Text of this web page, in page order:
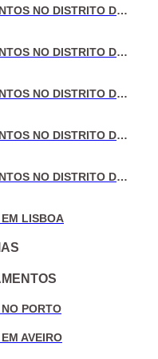
VENDA DE APARTAMENTOS NO DISTRITO DE LISBOA
VENDA DE APARTAMENTOS NO DISTRITO DO PORTO
VENDA DE APARTAMENTOS NO DISTRITO DE AVEIRO
VENDA DE APARTAMENTOS NO DISTRITO DE COIMBRA
VENDA DE APARTAMENTOS NO DISTRITO DE LEIRIA
LISBOA
PORTO
AVEIRO